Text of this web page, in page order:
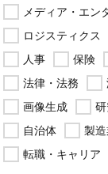
メディア・エン
ロジスティクス
人事
保険
法律・法務
画像生成
自治体
製
転職・キャリア